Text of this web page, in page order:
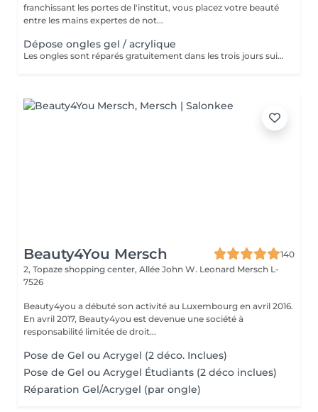
franchissant les portes de l'institut, vous placez votre beauté
entre les mains expertes de not...
Dépose ongles gel / acrylique
Les ongles sont réparés gratuitement dans les trois jours suivant le service ! A partir du quatrième jour la prestation est payante.
Beauty4You Mersch
140
2, Topaze shopping center, Allée John W. Leonard Mersch L-
7526
Beauty4you a débuté son activité au Luxembourg en avril 2016.
En avril 2017, Beauty4you est devenue une société à
responsabilité limitée de droit...
Pose de Gel ou Acrygel (2 déco. Inclues)
Pose de Gel ou Acrygel Étudiants (2 déco inclues)
Réparation Gel/Acrygel (par ongle)